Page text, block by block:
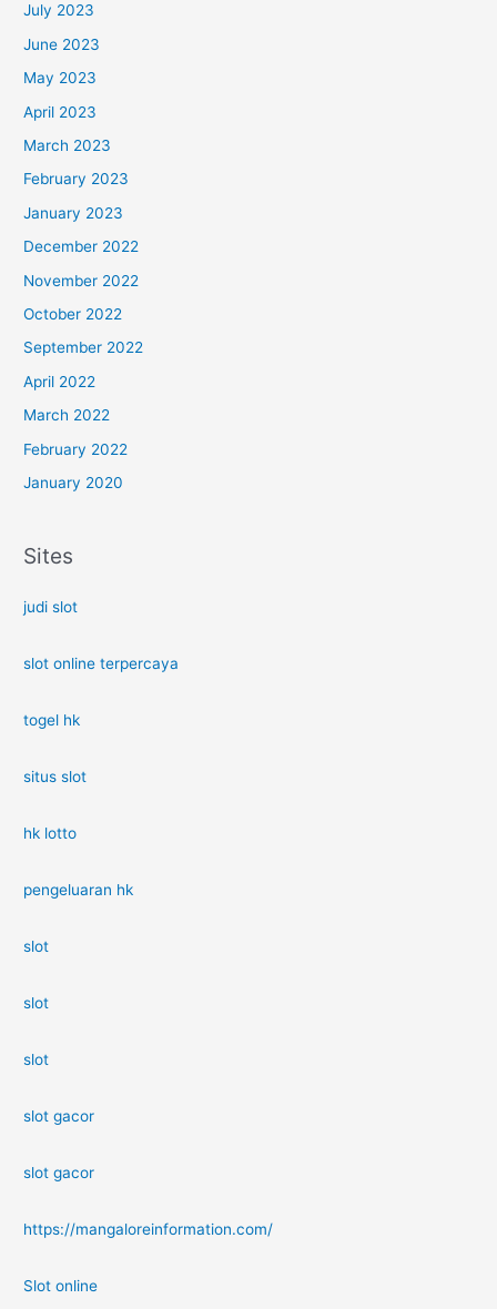
July 2023
June 2023
May 2023
April 2023
March 2023
February 2023
January 2023
December 2022
November 2022
October 2022
September 2022
April 2022
March 2022
February 2022
January 2020
Sites
judi slot
slot online terpercaya
togel hk
situs slot
hk lotto
pengeluaran hk
slot
slot
slot
slot gacor
slot gacor
https://mangaloreinformation.com/
Slot online